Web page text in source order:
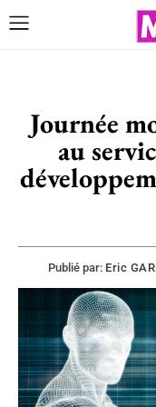
Journée
au
Publié par: Eric